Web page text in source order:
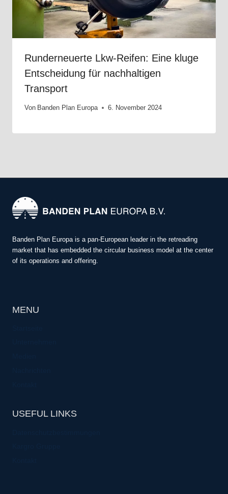
Runderneuerte Lkw-Reifen: Eine kluge
Entscheidung für nachhaltigen
Transport
Von Banden Plan Europa 6. November 2024
Banden Plan Europa is a pan-European leader in the retreading
market that has embedded the circular business model at the center
of its operations and offering.
MENU
USEFUL LINKS